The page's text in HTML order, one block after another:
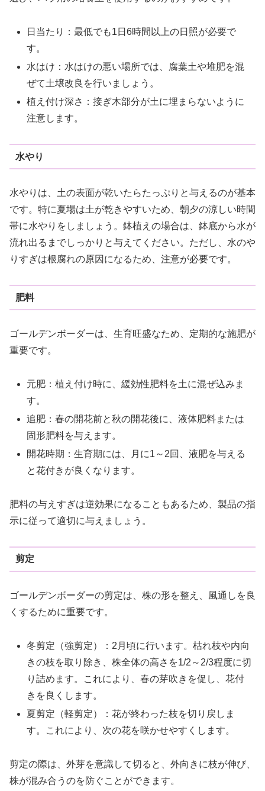
日当たり：最低でも1日6時間以上の日照が必要で
す。
水はけ：水はけの悪い場所では、腐葉土や堆肥を混
ぜて土壌改良を行いましょう。
植え付け深さ：接ぎ木部分が土に埋まらないように
注意します。
水やり
水やりは、土の表面が乾いたらたっぷりと与えるのが基本
です。特に夏場は土が乾きやすいため、朝夕の涼しい時間
帯に水やりをしましょう。鉢植えの場合は、鉢底から水が
流れ出るまでしっかりと与えてください。ただし、水のや
りすぎは根腐れの原因になるため、注意が必要です。
肥料
ゴールデンボーダーは、生育旺盛なため、定期的な施肥が
重要です。
元肥：植え付け時に、緩効性肥料を土に混ぜ込みま
す。
追肥：春の開花前と秋の開花後に、液体肥料または
固形肥料を与えます。
開花時期：生育期には、月に1～2回、液肥を与える
と花付きが良くなります。
肥料の与えすぎは逆効果になることもあるため、製品の指
示に従って適切に与えましょう。
剪定
ゴールデンボーダーの剪定は、株の形を整え、風通しを良
くするために重要です。
冬剪定（強剪定）：2月頃に行います。枯れ枝や内向
きの枝を取り除き、株全体の高さを1/2～2/3程度に切
り詰めます。これにより、春の芽吹きを促し、花付
きを良くします。
夏剪定（軽剪定）：花が終わった枝を切り戻しま
す。これにより、次の花を咲かせやすくします。
剪定の際は、外芽を意識して切ると、外向きに枝が伸び、
株が混み合うのを防ぐことができます。